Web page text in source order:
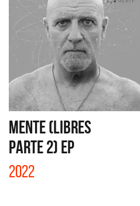
MENTE (LIBRES
PARTE 2) EP
2022